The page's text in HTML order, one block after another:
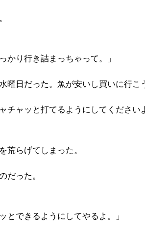
かり行き詰まっちゃって。」
曜日だった。魚が安いし買いに行こ
チャッと打てるようにしてください
荒らげてしまった。
だった。
とできるようにしてやるよ。」